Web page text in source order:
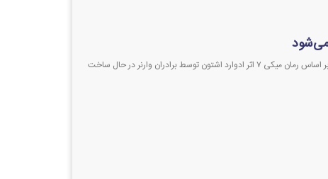
به گزارش افق امروز و به نقل از ایرنا، در این فیلم که بر اساس رمان میکی ۷ اثر ادوارد اشتون توسط برادران وارنر در حال ساخت